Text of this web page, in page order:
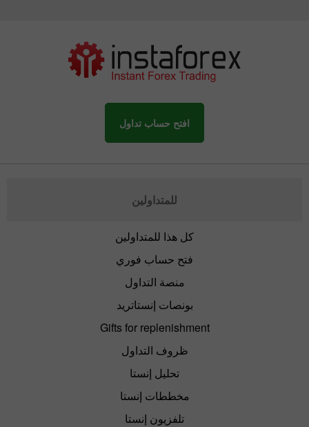
افتح حساب تداول
للمتداولين
كل هذا للمتداولين
فتح حساب فوري
منصة التداول
بونصات إنستاتريد
Gifts for replenishment
ظروف التداول
تحليل إنستا
مخططات إنستا
تلفزيون إنستا